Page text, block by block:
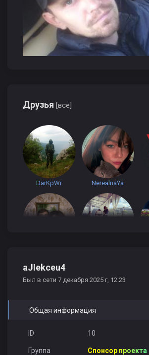
Друзья [все]
DarKpWr NerealnaYa
aJIekceu4
Был в сети 7 декабря 2025 г, 12:23
Общая информация
ID 10
Группа Спонсор проекта